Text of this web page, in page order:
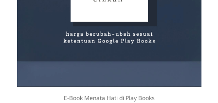
E-Book Menata Hati di Play Books